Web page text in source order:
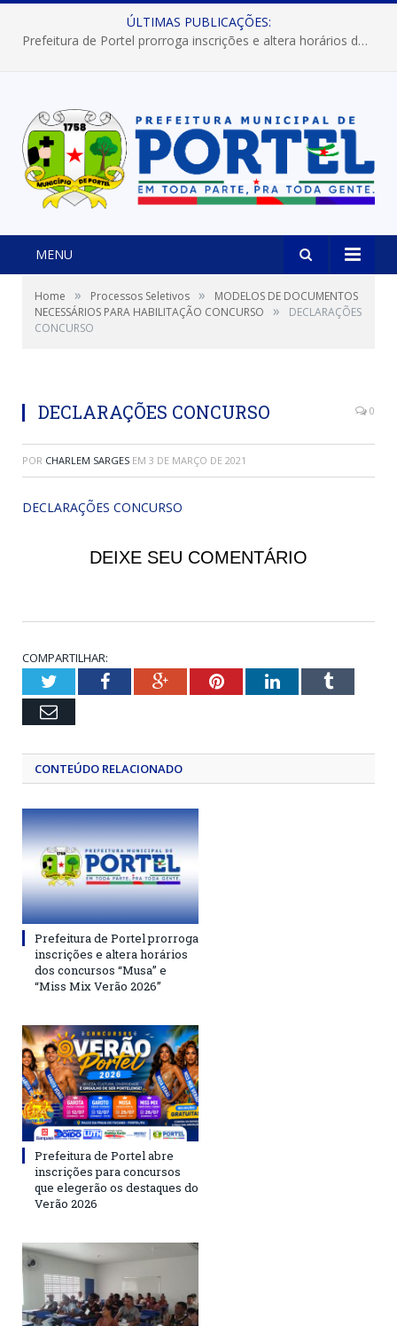
ÚLTIMAS PUBLICAÇÕES:
Prefeitura de Portel prorroga inscrições e altera horários dos concursos “Musa” e “Miss Mix Verão 2026”
MENU
Home » Processos Seletivos »
MODELOS DE DOCUMENTOS
NECESSÁRIOS PARA HABILITAÇÃO CONCURSO
»
DECLARAÇÕES
CONCURSO
DECLARAÇÕES CONCURSO 0
POR CHARLEM SARGES EM 3 DE MARÇO DE 2021
DECLARAÇÕES CONCURSO
DEIXE SEU COMENTÁRIO
COMPARTILHAR:
TwitterFacebookGoogle+PinterestLinkedInTumblr
Email
CONTEÚDO RELACIONADO
Prefeitura de Portel prorroga
inscrições e altera horários
dos concursos “Musa” e
“Miss Mix Verão 2026”
Prefeitura de Portel abre
inscrições para concursos
que elegerão os destaques do
Verão 2026